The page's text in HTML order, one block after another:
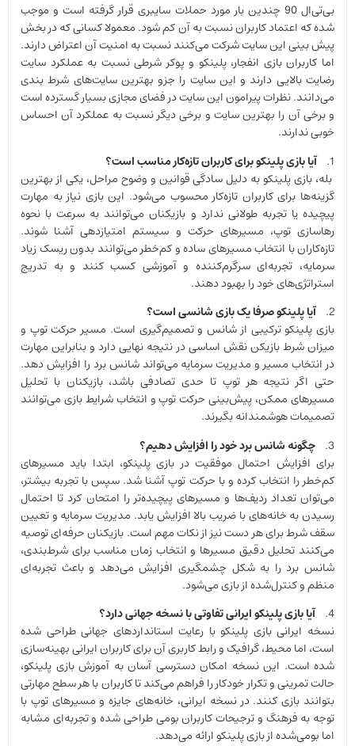
بی‌تی‌ال 90 چندین بار مورد حملات سایبری قرار گرفته است و موجب
شده که اعتماد کاربران نسبت به آن کم شود. معمولا کسانی که در بخش
پیش بینی این سایت شرکت می‌کنند نسبت به امنیت آن اعتراض دارند.
اما کاربران بازی انفجار، پلینکو و پوکر شرطی نسبت به عملکرد سایت
رضایت بالایی دارند و این سایت را جزو بهترین سایت‌های شرط بندی
می‌دانند. نظرات پیرامون این سایت در فضای مجازی بسیار گسترده است
و برخی آن را بهترین سایت و برخی دیگر نسبت به عملکرد آن احساس
خوبی ندارند.
1.
آیا بازی پلینکو برای کاربران تازه‌کار مناسب است؟
بله، بازی پلینکو به دلیل سادگی قوانین و وضوح مراحل، یکی از بهترین
گزینه‌ها برای کاربران تازه‌کار محسوب می‌شود. این بازی نیاز به مهارت
پیچیده یا تجربه طولانی ندارد و بازیکنان می‌توانند به سرعت با نحوه
رهاسازی توپ، مسیرهای حرکت و سیستم امتیازدهی آشنا شوند.
تازه‌کاران با انتخاب مسیرهای ساده و کم‌خطر می‌توانند بدون ریسک زیاد
سرمایه، تجربه‌ای سرگرم‌کننده و آموزشی کسب کنند و به تدریج
استراتژی‌های خود را بهبود دهند.
2.
آیا پلینکو صرفا یک بازی شانسی است؟
بازی پلینکو ترکیبی از شانس و تصمیم‌گیری است. مسیر حرکت توپ و
میزان شرط بازیکن نقش اساسی در نتیجه نهایی دارد و بنابراین مهارت
در انتخاب مسیر و مدیریت سرمایه می‌تواند شانس برد را افزایش دهد.
حتی اگر نتیجه هر توپ تا حدی تصادفی باشد، بازیکنان با تحلیل
مسیرهای ممکن، پیش‌بینی حرکت توپ و انتخاب شرایط بازی می‌توانند
تصمیمات هوشمندانه بگیرند.
3.
چگونه شانس برد خود را افزایش دهیم؟
برای افزایش احتمال موفقیت در بازی پلینکو، ابتدا باید مسیرهای
کم‌خطر را انتخاب کرده و با حرکت توپ آشنا شد. سپس با تجربه بیشتر،
می‌توان تعداد ردیف‌ها و مسیرهای پیچیده‌تر را امتحان کرد تا احتمال
رسیدن به خانه‌های با ضریب بالا افزایش یابد. مدیریت سرمایه و تعیین
سقف شرط برای هر دست نیز از نکات مهم است. بازیکنان حرفه‌ای توصیه
می‌کنند تحلیل دقیق مسیرها و انتخاب زمان مناسب برای شرط‌بندی،
شانس برد را به شکل چشمگیری افزایش می‌دهد و باعث تجربه‌ای
منظم و کنترل‌شده از بازی می‌شود.
4.
آیا بازی پلینکو ایرانی تفاوتی با نسخه جهانی دارد؟
نسخه ایرانی بازی پلینکو با رعایت استانداردهای جهانی طراحی شده
است، اما محیط، گرافیک و رابط کاربری آن برای کاربران ایرانی بهینه‌سازی
شده است. این نسخه امکان دسترسی آسان به آموزش بازی پلینکو،
حالت تمرینی و تکرار خودکار را فراهم می‌کند تا کاربران با هر سطح مهارتی
بتوانند بازی کنند. در نسخه ایرانی، خانه‌های جایزه و مسیرهای توپ با
توجه به فرهنگ و ترجیحات کاربران بومی طراحی شده و تجربه‌ای مشابه
اما بومی‌شده از بازی پلینکو ارائه می‌دهد.